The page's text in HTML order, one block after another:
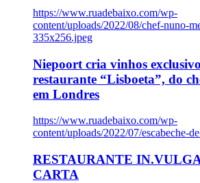
https://www.ruadebaixo.com/wp-
content/uploads/2022/08/chef-nuno-
335x256.jpeg
Niepoort cria vinhos
restaurante “Lisboeta”, do
em Londres
https://www.ruadebaixo.com/wp-
content/uploads/2022/07/escabeche-
RESTAURANTE
CARTA